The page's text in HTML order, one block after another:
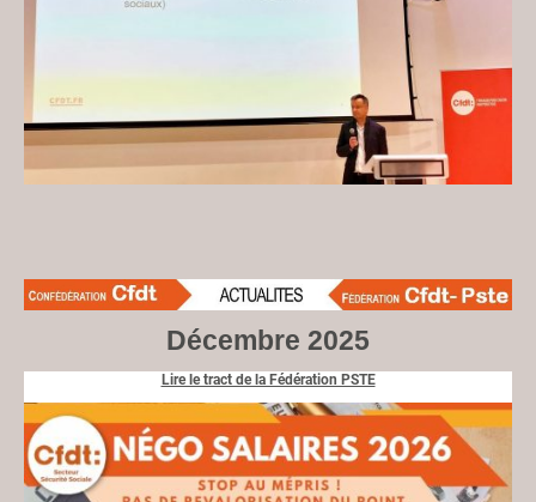
Décembre 2025
Lire le tract de la Fédération PSTE